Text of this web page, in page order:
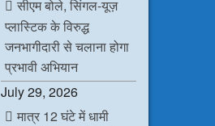
सीएम बोले, सिंगल-यूज़
प्लास्टिक के विरुद्ध
जनभागीदारी से चलाना होगा
प्रभावी अभियान
July 29, 2026
मात्र 12 घंटे में धामी